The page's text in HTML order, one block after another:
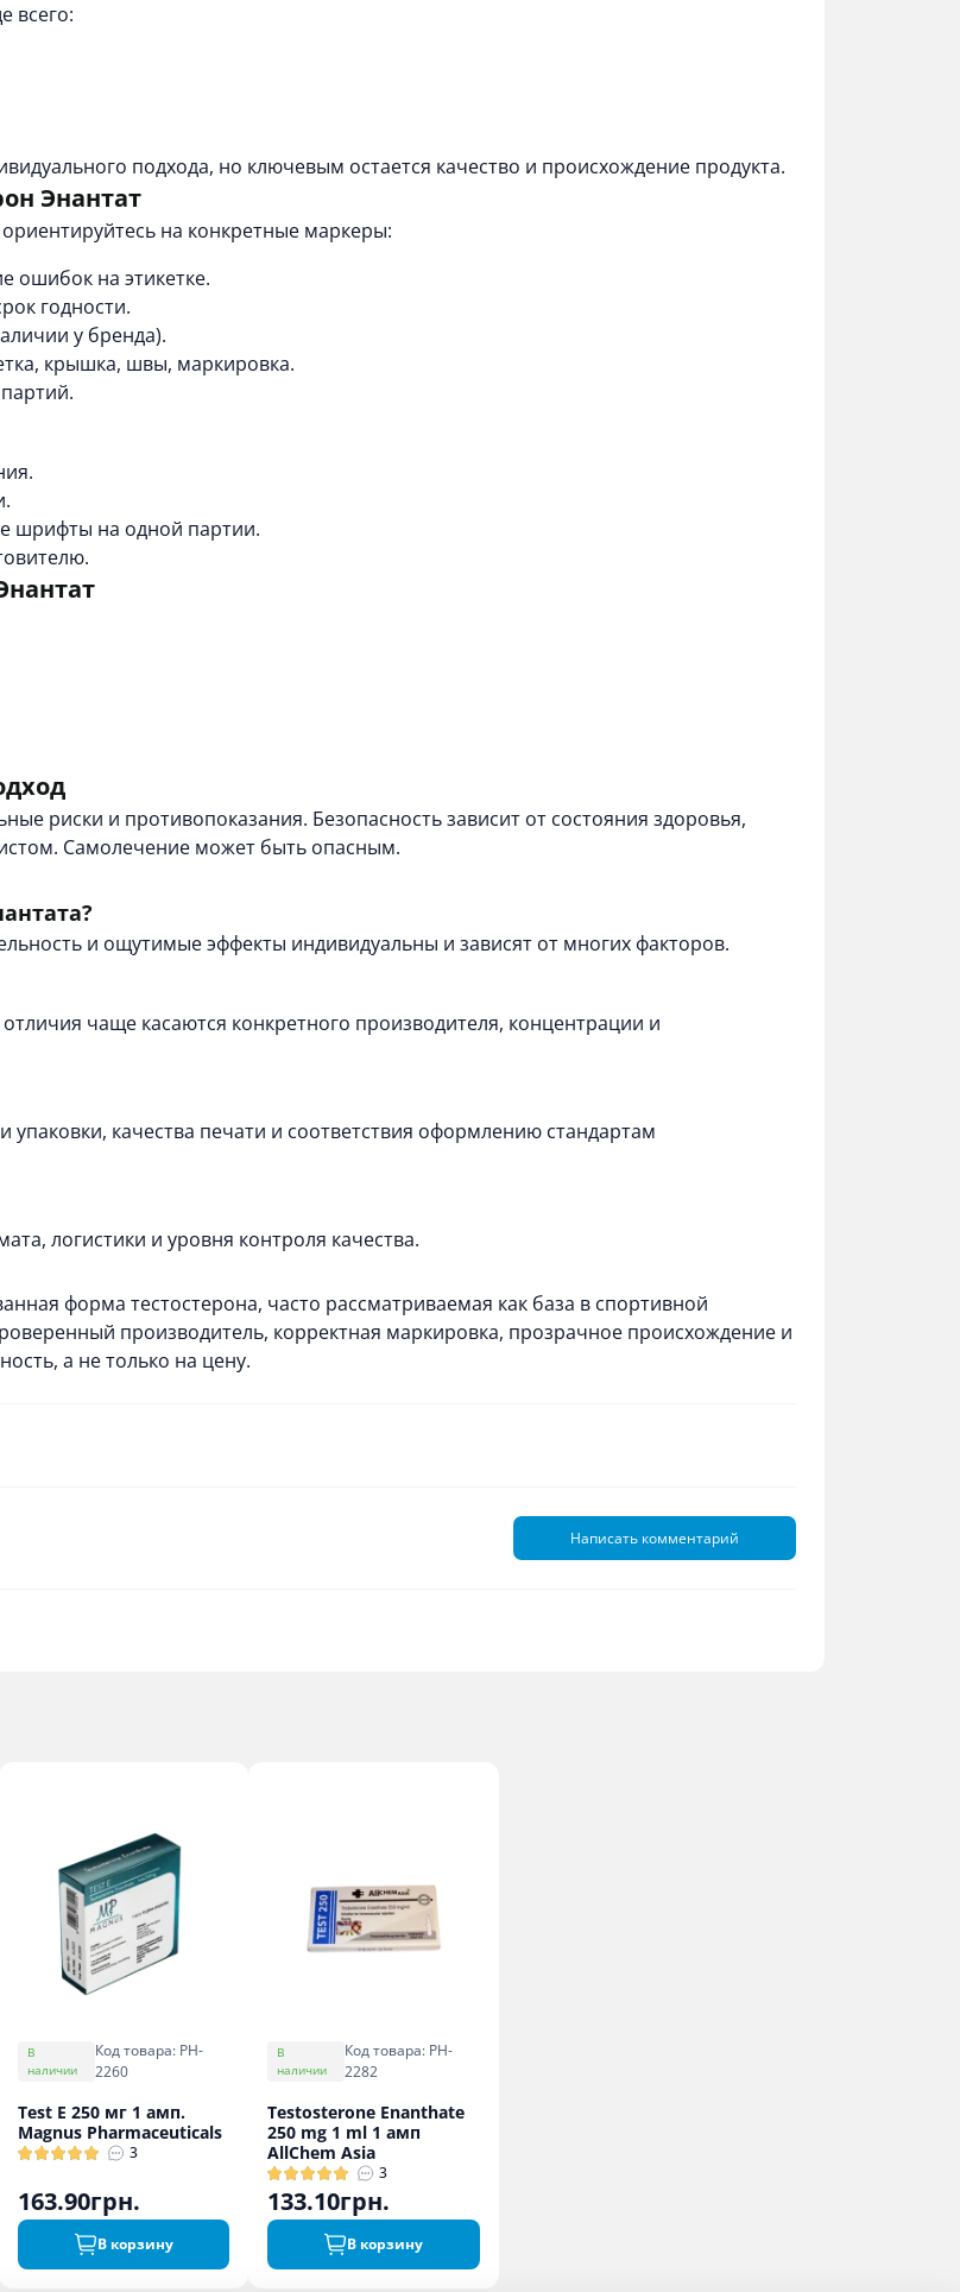
всего:
подхода, но ключевым остается качество и происхождение продукта.
Энантат
ориентируйтесь на конкретные маркеры:
ошибок на этикетке.
годности.
у бренда).
крышка, швы, маркировка.
шрифты на одной партии.
риски и противопоказания. Безопасность зависит от состояния здоровья,
Самолечение может быть опасным.
и ощутимые эффекты индивидуальны и зависят от многих факторов.
чаще касаются конкретного производителя, концентрации и
качества печати и соответствия оформлению стандартам
логистики и уровня контроля качества.
форма тестостерона, часто рассматриваемая как база в спортивной
производитель, корректная маркировка, прозрачное происхождение и
а не только на цену.
Написать комментарий
В
наличии
Код товара: PH-
2260
Test E 250 мг 1 амп.
Magnus Pharmaceuticals
3
163.90грн.
В корзину
В
наличии
Код товара: PH-
2282
Testosterone Enanthate
250 mg 1 ml 1 амп
AllChem Asia
3
133.10грн.
В корзину